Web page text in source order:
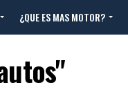
¿QUE ES MAS MOTOR?